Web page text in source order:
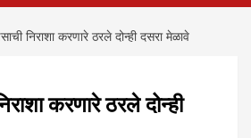
निराशा करणारे ठरले दोन्ही दसरा मेळावे
करणारे ठरले दोन्ही